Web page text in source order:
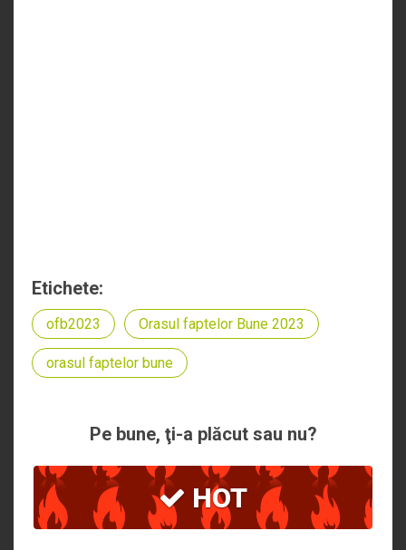
Etichete:
ofb2023 Orasul faptelor Bune 2023
orasul faptelor bune
Pe bune, ţi-a plăcut sau nu?
HOT